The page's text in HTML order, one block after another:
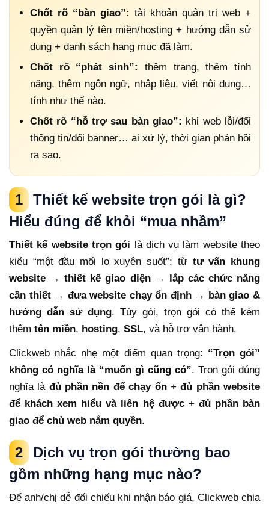
Chốt rõ “bàn giao”: tài khoản quản trị web +
quyền quản lý tên miền/hosting + hướng dẫn sử
dụng + danh sách hạng mục đã làm.
Chốt rõ “phát sinh”:
thêm trang, thêm tính
năng, thêm ngôn ngữ, nhập liệu, viết nội dung…
tính như thế nào.
Chốt rõ “hỗ trợ sau bàn giao”: khi web lỗi/đổi
thông tin/đổi banner… ai xử lý, thời gian phản hồi
ra sao.
1
Thiết kế website trọn gói là gì?
Hiểu đúng để khỏi “mua nhầm”
Thiết kế website trọn gói là dịch vụ làm website theo
kiểu “một đầu mối lo xuyên suốt”: từ tư vấn khung
website →thiết kế giao diện→
lắp các chức năng
cần thiết→ đưa website chạy ổn định→
bàn giao &
hướng dẫn sử dụng. Tùy gói, trọn gói có thể kèm
thêm tên miền, hosting, SSL, và hỗ trợ vận hành.
Clickweb nhắc nhẹ một điểm quan trọng: “Trọn gói”
không có nghĩa là “muốn gì cũng có”. Trọn gói đúng
nghĩa là đủ phần nền để chạy ổn+đủ phần website
để khách xem hiểu và liên hệ được+ đủ phần bàn
giao để chủ web nắm quyền.
2
Dịch vụ trọn gói thường bao
gồm những hạng mục nào?
Để anh/chị dễ đối chiếu khi nhận báo giá, Clickweb chia